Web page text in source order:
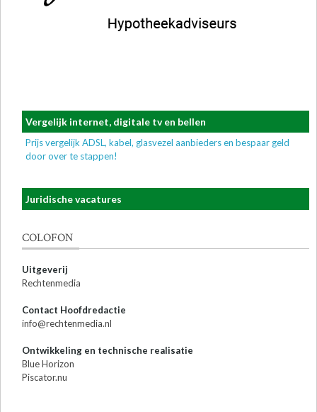
Vergelijk internet, digitale tv en bellen
Prijs vergelijk ADSL, kabel, glasvezel aanbieders en bespaar geld
door over te stappen!
Juridische vacatures
COLOFON
Uitgeverij
Rechtenmedia
Contact Hoofdredactie
info@rechtenmedia.nl
Ontwikkeling en technische realisatie
Blue Horizon
Piscator.nu